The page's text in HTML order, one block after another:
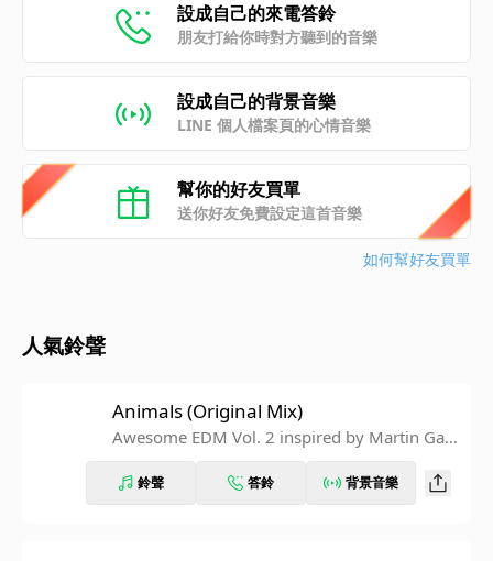
設成自己的來電答鈴
朋友打給你時對方聽到的音樂
設成自己的背景音樂
LINE 個人檔案頁的心情音樂
幫你的好友買單
送你好友免費設定這首音樂
如何幫好友買單
人氣鈴聲
Animals (Original Mix)
Awesome EDM Vol. 2 inspired by Martin Garr
鈴聲 答鈴 背景音樂